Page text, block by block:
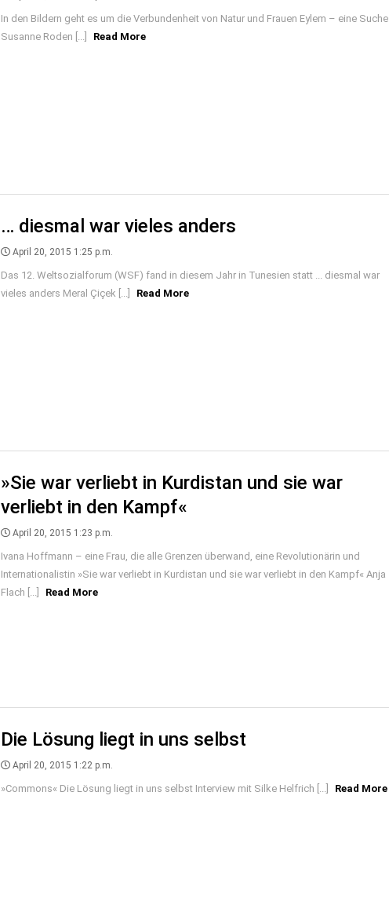
In den Bildern geht es um die Verbundenheit von Natur und Frauen Eylem – eine Suche
Susanne Roden [...]
Read More
… diesmal war vieles anders
April 20, 2015 1:25 p.m.
Das 12. Weltsozialforum (WSF) fand in diesem Jahr in Tunesien statt ... diesmal war
vieles anders Meral Çiçek [...]
Read More
»Sie war verliebt in Kurdistan und sie war
verliebt in den Kampf«
April 20, 2015 1:23 p.m.
Ivana Hoffmann – eine Frau, die alle Grenzen überwand, eine Revolutionärin und
Internationalistin »Sie war verliebt in Kurdistan und sie war verliebt in den Kampf« Anja
Flach [...]
Read More
Die Lösung liegt in uns selbst
April 20, 2015 1:22 p.m.
»Commons« Die Lösung liegt in uns selbst Interview mit Silke Helfrich [...] Read More